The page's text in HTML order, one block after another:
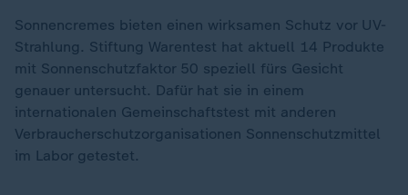
Sonnencremes bieten einen wirksamen Schutz vor UV-
Strahlung. Stiftung Warentest hat aktuell 14 Produkte
mit Sonnenschutzfaktor 50 speziell fürs Gesicht
genauer untersucht. Dafür hat sie in einem
internationalen Gemeinschaftstest mit anderen
Verbraucherschutzorganisationen Sonnenschutzmittel
im Labor getestet.